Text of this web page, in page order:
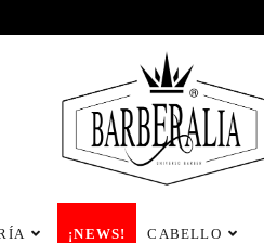
¡NEWS! CABELLO